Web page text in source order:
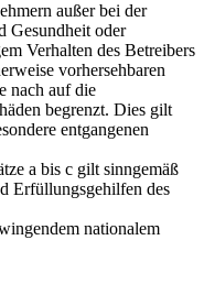
außer bei der
Gesundheit oder
Verhalten des Betreibers
vorhersehbaren
nach auf die
begrenzt. Dies gilt
entgangenen
a bis c gilt sinngemäß
Erfüllungsgehilfen des
nationalem